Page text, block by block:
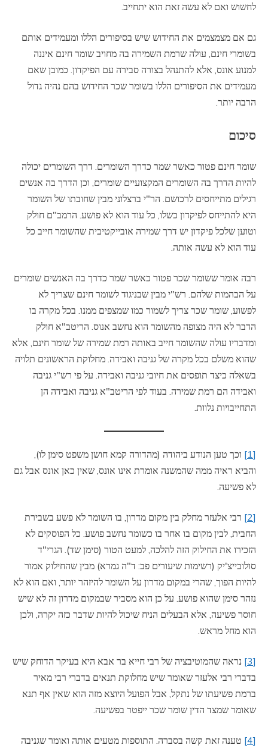
לחשוש ואם לא עשה זאת הוא יתחייב.
גם אם מצמצמים את החידוש שיש בסיפורים הללו ומעמידים אותם
בשומרי חינם, עולה שרמת השמירה בה מחויב שומר חינם איננה
למנוע אונס, אלא להתנהל בצורה סבירה עם הפיקדון. כמובן שאם
מעמידים את הסיפורים הללו בשומר שכר החידוש בהם נהיה גדול
הרבה יותר.
סיכום
שומר חינם פטור כאשר שמר כדרך השומרים. דרך השומרים יכולה
להיות הדרך בה השומרים המקצועיים שומרים, וכן הדרך בה אנשים
רגילים מתייחסים לרכושם. הר"י ברצלוני מבין שחובתו של השומר
היא להתייחס לפיקדון כשלו, כל עוד הוא לא פושע. הרמב"ם חולק
וטוען שלכל פיקדון יש דרך שמירה אובייקטיבית שהשומר חייב כל
עוד הוא לא עשה אותה.
רבה אומר ששומר שכר פטור כאשר שמר כדרך בה האנשים שומרים
על הבהמות שלהם. רש"י מבין שבניגוד לשומר חינם שצריך לא
לפשוע, שומר שכר צריך לשמור כמו שמצפים ממנו. בכל מקרה בו
הדבר לא היה מצופה מהשומר הוא נחשב אנוס. הריטב"א חולק
ומדבריו עולה שהשומר חייב באותה רמת שמירה של שומר חינם, אלא
שהוא משלם בכל מקרה של גניבה ואבידה. מחלוקת הראשונים תלויה
בשאלה כיצד תופסים את חיובי גניבה ואבידה. על פי רש"י גניבה
ואבידה הם רמת שמירה. בעוד לפי הריטב"א גניבה ואבידה הן
התחייבויות נלוות.
[1]
וכך טען הנודע ביהודה (מהדורה קמא חושן משפט סימן לו),
והביא ראיה ממה שהמשנה אומרת אינו אונס, שאין כאן אונס אבל גם
לא פשיעה.
[2]
רבי אלעזר מחלק בין מקום מדרון, בו השומר לא פשע בשבירת
החבית, לבין מקום בו אחר בו כשומר נחשב פושע. כל הפוסקים לא
הזכירו את החילוק הזה להלכה, למעט הטור (סימן שד). הגרי"ד
סולובייצ'יק (רשימות שיעורים פב: ד"ה גמרא) מבין שהחילוק אמור
להיות הפוך, שהרי במקום מדרון על השומר להיזהר יותר, ואם הוא לא
נזהר סימן שהוא פושע. על כן הוא מסביר שבמקום מדרון זה לא שיש
חוסר פשיעה, אלא הבעלים הניח שיכול להיות שדבר כזה יקרה, ולכן
הוא מחל מראש.
[3]
נראה שהמוטיבציה של רבי חייא בר אבא היא בעיקר הדוחק שיש
בדברי רבי אלעזר שאומר שיש מחלוקת תנאים בדברי רבי מאיר
ברמת פשיעתו של נתקל, אבל הפועל היוצא מזה הוא שאין אף תנא
שאומר שמצד הדין שומר שכר ייפטר בפשיעה.
[4]
טענה זאת קשה בסברה. התוספות מטעים אותה ואומר שגניבה